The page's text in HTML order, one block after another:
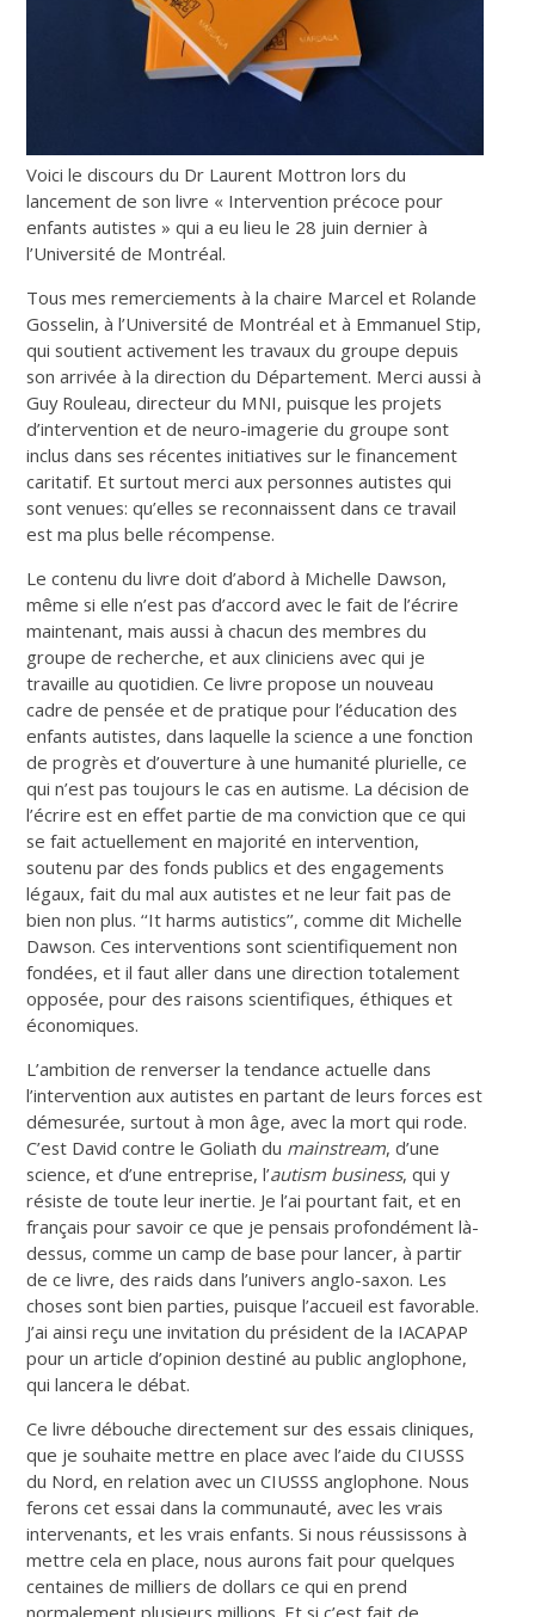
Voici le discours du Dr Laurent Mottron lors du
lancement de son livre « Intervention précoce pour
enfants autistes » qui a eu lieu le 28 juin dernier à
l’Université de Montréal.
Tous mes remerciements à la chaire Marcel et Rolande
Gosselin, à l’Université de Montréal et à Emmanuel Stip,
qui soutient activement les travaux du groupe depuis
son arrivée à la direction du Département. Merci aussi à
Guy Rouleau, directeur du MNI, puisque les projets
d’intervention et de neuro-imagerie du groupe sont
inclus dans ses récentes initiatives sur le financement
caritatif. Et surtout merci aux personnes autistes qui
sont venues: qu’elles se reconnaissent dans ce travail
est ma plus belle récompense.
Le contenu du livre doit d’abord à Michelle Dawson,
même si elle n’est pas d’accord avec le fait de l’écrire
maintenant, mais aussi à chacun des membres du
groupe de recherche, et aux cliniciens avec qui je
travaille au quotidien. Ce livre propose un nouveau
cadre de pensée et de pratique pour l’éducation des
enfants autistes, dans laquelle la science a une fonction
de progrès et d’ouverture à une humanité plurielle, ce
qui n’est pas toujours le cas en autisme. La décision de
l’écrire est en effet partie de ma conviction que ce qui
se fait actuellement en majorité en intervention,
soutenu par des fonds publics et des engagements
légaux, fait du mal aux autistes et ne leur fait pas de
bien non plus. ‘‘It harms autistics’’, comme dit Michelle
Dawson. Ces interventions sont scientifiquement non
fondées, et il faut aller dans une direction totalement
opposée, pour des raisons scientifiques, éthiques et
économiques.
L’ambition de renverser la tendance actuelle dans
l’intervention aux autistes en partant de leurs forces est
démesurée, surtout à mon âge, avec la mort qui rode.
C’est David contre le Goliath du mainstream, d’une
science, et d’une entreprise, l’autism business, qui y
résiste de toute leur inertie. Je l’ai pourtant fait, et en
français pour savoir ce que je pensais profondément là-
dessus, comme un camp de base pour lancer, à partir
de ce livre, des raids dans l’univers anglo-saxon. Les
choses sont bien parties, puisque l’accueil est favorable.
J’ai ainsi reçu une invitation du président de la IACAPAP
pour un article d’opinion destiné au public anglophone,
qui lancera le débat.
Ce livre débouche directement sur des essais cliniques,
que je souhaite mettre en place avec l’aide du CIUSSS
du Nord, en relation avec un CIUSSS anglophone. Nous
ferons cet essai dans la communauté, avec les vrais
intervenants, et les vrais enfants. Si nous réussissons à
mettre cela en place, nous aurons fait pour quelques
centaines de milliers de dollars ce qui en prend